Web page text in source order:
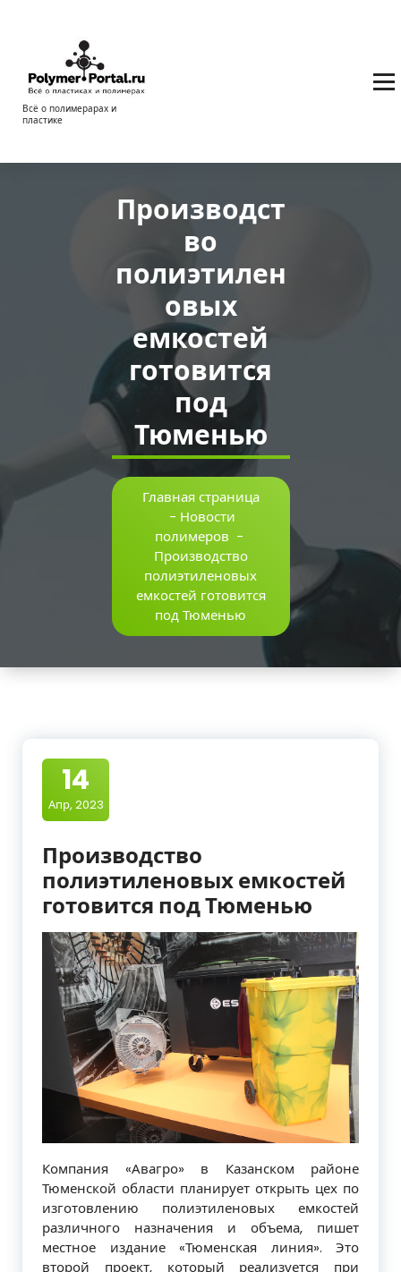
содержимому
Всё о полимерарах и
пластике
Производст
во
полиэтилен
овых
емкостей
готовится
под
Тюменью
Главная страница
- Новости
полимеров -
Производство
полиэтиленовых
емкостей готовится
под Тюменью
14
Апр, 2023
Производство
полиэтиленовых емкостей
готовится под Тюменью
Компания «Авагро» в Казанском районе
Тюменской области планирует открыть цех по
изготовлению полиэтиленовых емкостей
различного назначения и объема, пишет
местное издание «Тюменская линия». Это
второй проект, который реализуется при